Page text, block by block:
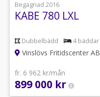
Begagnad 2016
KABE 780 LXL
Dubbelbädd 4 bäddar
Vinslövs Fritidscenter AB
fr. 6 962 kr/mån
899 000 kr